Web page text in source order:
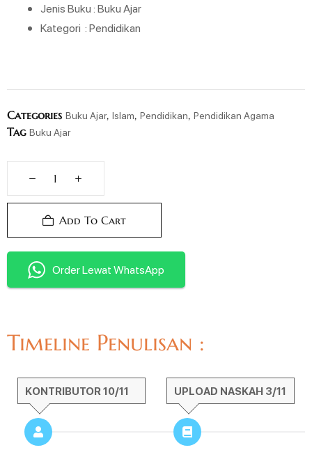
Jenis Buku : Buku Ajar
Kategori : Pendidikan
Categories Buku Ajar, Islam, Pendidikan, Pendidikan Agama
Tag Buku Ajar
Add To Cart
Order Lewat WhatsApp
Timeline Penulisan :
KONTRIBUTOR 10/11 UPLOAD NASKAH 3/11